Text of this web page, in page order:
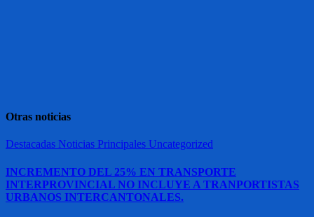
Otras noticias
Destacadas Noticias Principales Uncategorized
INCREMENTO DEL 25% EN TRANSPORTE
INTERPROVINCIAL NO INCLUYE A TRANPORTISTAS
URBANOS INTERCANTONALES.